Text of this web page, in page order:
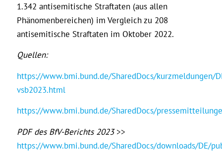
1.342 antisemitische Straftaten (aus allen
Phänomenbereichen) im Vergleich zu 208
antisemitische Straftaten im Oktober 2022.
Quellen:
https://www.bmi.bund.de/SharedDocs/kurzmeldungen/
vsb2023.html
https://www.bmi.bund.de/SharedDocs/
PDF des BfV-Berichts 2023>>
https://www.bmi.bund.de/SharedDocs/downloads/DE/